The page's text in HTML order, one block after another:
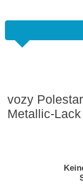
vozy
Metallic-Lack